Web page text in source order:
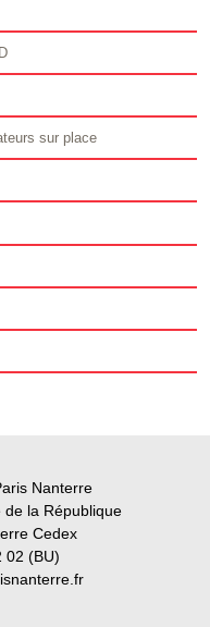
sur place
Nanterre
de la République
Cedex
02 (BU)